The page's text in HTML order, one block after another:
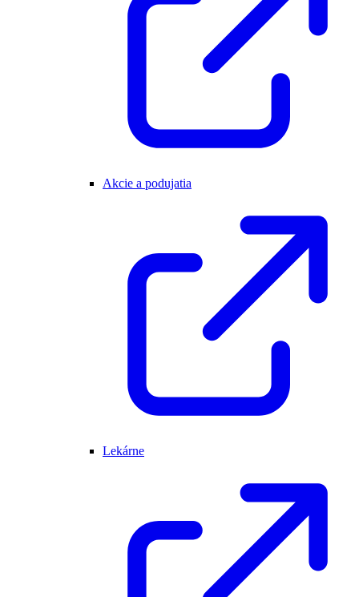
Akcie a podujatia
Lekárne